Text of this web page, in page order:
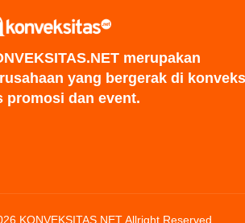
merupakan
yang bergerak di
promosi dan event.
KONVEKSITAS.NET Allright Reserved